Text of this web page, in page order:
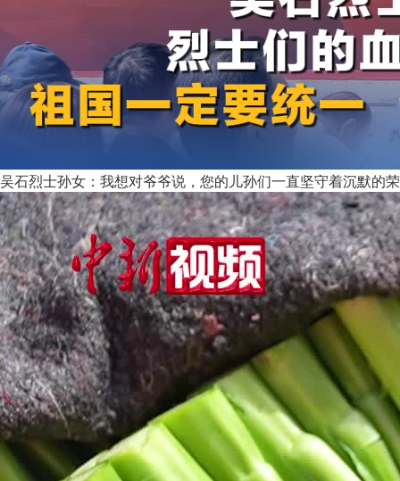
吴石烈士孙女：我想对爷爷说，您的儿孙们一直坚守着沉默的